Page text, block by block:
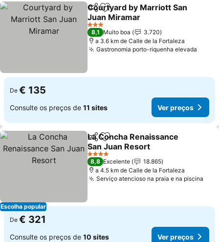
PartilharAdicionar aos favoritos
Courtyard by Marriott San
Juan Miramar
Ver preços
3 Estrelas
8,1 Muito boa
3.720
a 3.6 km de Calle de la Fortaleza
Gastronomia porto-riquenha elevada
De € 135
Consulte os preços de 11 sites Ver preços
Escolha popular
PartilharAdicionar aos favoritos
La Concha Renaissance
San Juan Resort
Ver preços
4 Estrelas
8,8 Excelente
18.865
a 4.5 km de Calle de la Fortaleza
Serviço atencioso na praia e na piscina
De € 321
Consulte os preços de 10 sites Ver preços